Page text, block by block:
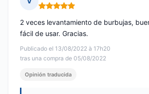
Nota: 5 de 5
Publicado el 13/08/2022 à 17h20
tras una compra de 05/08/2022
2 veces levantamiento de burbujas,
fácil de usar. Gracias.
Opinión traducida